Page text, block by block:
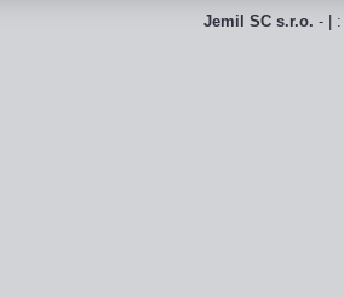
Jemil SC s.r.o. - |